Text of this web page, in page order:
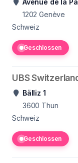
Avenue de la
1202 Genève
Schweiz
Geschlossen
UBS
Bälliz 1
3600 Thun
Schweiz
Geschlossen